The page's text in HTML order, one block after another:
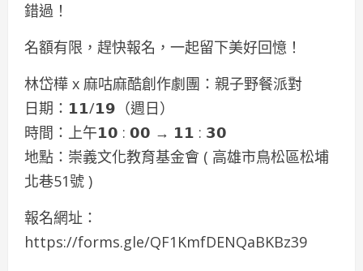
錯過！
名額有限，趕快報名，一起留下美好回憶！
林岱樺 x 麻咕麻酷創作劇團：親子野餐派對
日期：𝟭𝟭/𝟭𝟵（週日）
時間：上午𝟭𝟬 : 𝟬𝟬 → 𝟭𝟭 : 𝟯𝟬
地點：崇義文化教育基金會 ( 高雄市鳥松區松埔
北巷51號 )
報名網址：
https://forms.gle/QF1KmfDENQaBKBz39